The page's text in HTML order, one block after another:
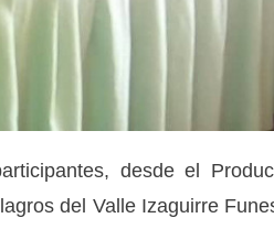
desde el
del Valle Izaguirre